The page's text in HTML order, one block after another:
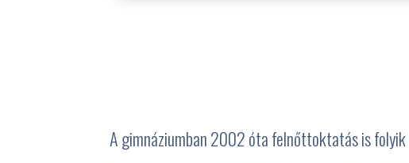
A gimnáziumban 2002 óta felnőttoktatás is